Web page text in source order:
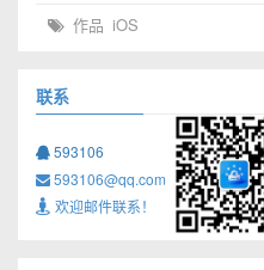
作品 iOS
联系
593106
593106@qq.com
欢迎邮件联系！